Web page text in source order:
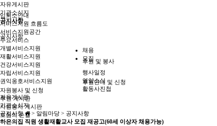
입퇴소안내
서비스지원 흐름도
서비스지원공간
주요서비스
개별서비스지원
재활서비스지원
건강서비스지원
자립서비스지원
권익옹호서비스지원
후원 및 봉사
후원안내 및 신청
자원봉사 및 신청
후원 게시판
자원봉사 게시판
도움의 손길
자유게시판
기관소식지
공지사항
공지사항
채용
모집
행사일정
영양소식
활동사진첩
자유게시판
기관소식지
공지사항
> 알림마당 > 공지사항
하은의집 직원 생활재활교사 모집 재공고(60세 이상자 채용가능)